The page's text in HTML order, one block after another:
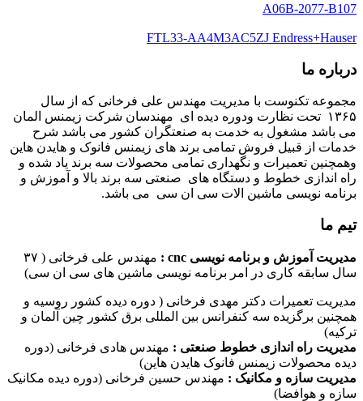
A06B-2077-B107
FTL33-AA4M3AC5ZJ Endress+Hauser
درباره ما
مجموعه تکنوست با مدیریت مهندس علی فرخانی که از سال
۱۳۶۵ تحت نظارت ودوره دیده ای مهندسان شرکت زیمنس المان
می باشد مشغول به خدمت به صنعتگران کشور می باشد شرح
خدمات از قبیل فروش تمامی برند های زیمنس فانوک و هایدن هاین
وهمچنین تعمیرات و نگهداری تمامی محصولات سه برند یاد شده و
راه اندازی خطوط و دستگاه های صنعتی سه برند بالا و آموزش و
برنامه نویسی ماشین الات سی ان سی می باشد.
تیم ما
مدیریت آموزش و برنامه نویسی cnc :
مهندس علی فرخانی ( ۳۷
سال سابقه کاری در امر برنامه نویسی ماشین های سی ان سی)
مدیریت تعمیرات دکتر مهدی فرخانی ( دوره دیده کشور روسیه و
همچنین برگزیده سه کنفرانس بین المللی برق کشور چین آلمان و
ترکیه)
مدیریت راه اندازی خطوط صنعتی : مهندس هادی فرخانی (دوره
دیده محصولات زیمنس فانوک هایدن هاین)
مدیریت سازه و مکانیک : مهندس حسین فرخانی (دوره دیده مکانیک
سازه و هوافضا)